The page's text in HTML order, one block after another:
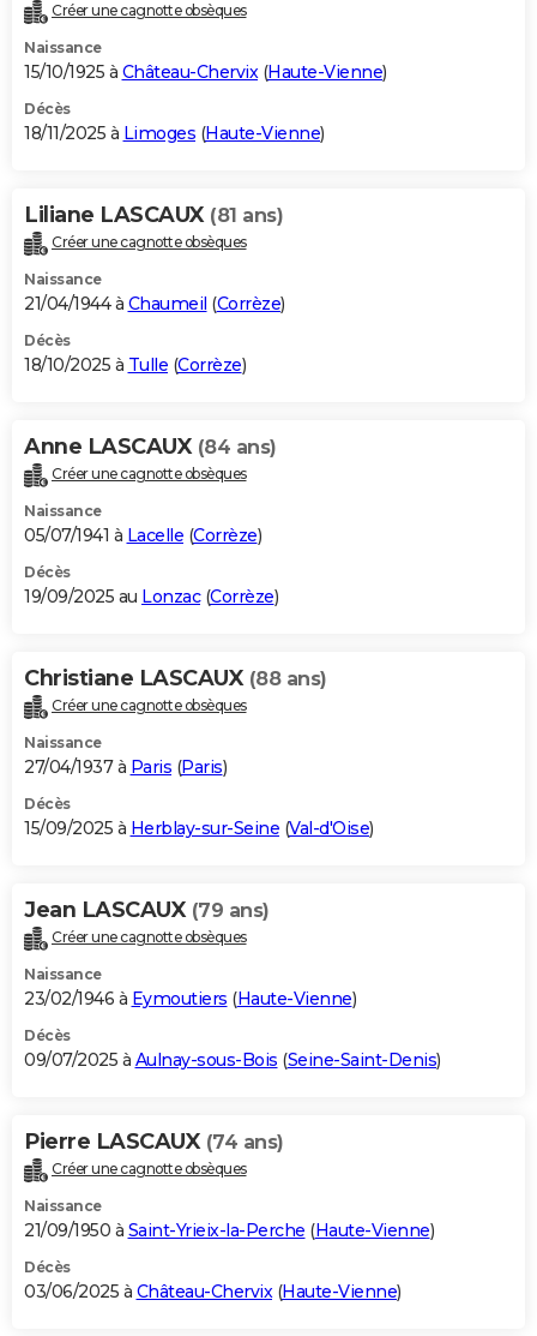
Créer une cagnotte obsèques
Naissance
15/10/1925 à Château-Chervix(Haute-Vienne)
Décès
18/11/2025 à Limoges (Haute-Vienne)
Liliane LASCAUX (81 ans)
Créer une cagnotte obsèques
Naissance
21/04/1944 à Chaumeil (Corrèze)
Décès
18/10/2025 à Tulle (Corrèze)
Anne LASCAUX (84 ans)
Créer une cagnotte obsèques
Naissance
05/07/1941 à Lacelle (Corrèze)
Décès
19/09/2025 au Lonzac(Corrèze)
Christiane LASCAUX (88 ans)
Créer une cagnotte obsèques
Naissance
27/04/1937 à Paris (Paris)
Décès
15/09/2025 à Herblay-sur-Seine (Val-d'Oise)
Jean LASCAUX (79 ans)
Créer une cagnotte obsèques
Naissance
23/02/1946 à Eymoutiers (Haute-Vienne)
Décès
09/07/2025 à Aulnay-sous-Bois (Seine-Saint-Denis)
Pierre LASCAUX (74 ans)
Créer une cagnotte obsèques
Naissance
21/09/1950 à Saint-Yrieix-la-Perche (Haute-Vienne)
Décès
03/06/2025 à Château-Chervix(Haute-Vienne)